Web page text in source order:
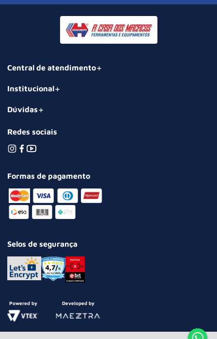
Central de atendimento
Institucional
Dúvidas
Redes sociais
Formas de pagamento
Selos de segurança
Powered by Developed by